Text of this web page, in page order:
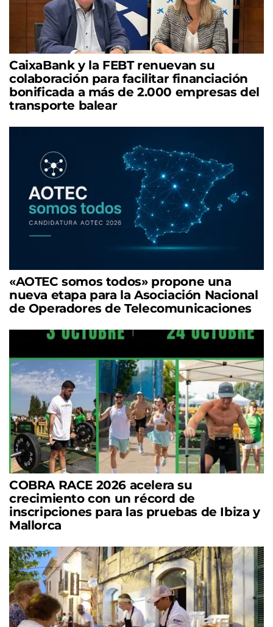
CaixaBank y la FEBT renuevan su
colaboración para facilitar financiación
bonificada a más de 2.000 empresas del
transporte balear
«AOTEC somos todos» propone una
nueva etapa para la Asociación Nacional
de Operadores de Telecomunicaciones
COBRA RACE 2026 acelera su
crecimiento con un récord de
inscripciones para las pruebas de Ibiza y
Mallorca